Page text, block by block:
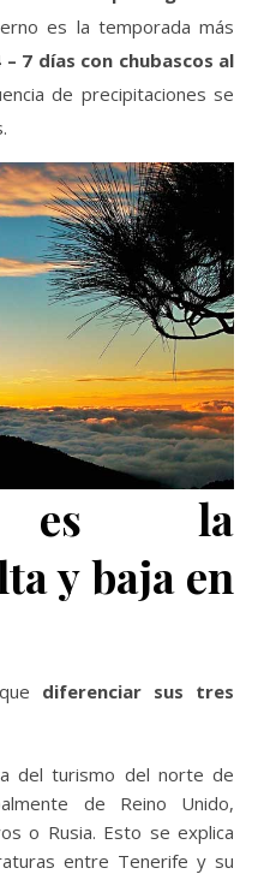
es la temporada más
7 días con chubascos al
de precipitaciones se
es la
y baja en
diferenciar sus tres
del turismo del norte de
de Reino Unido,
o Rusia. Esto se explica
entre Tenerife y su